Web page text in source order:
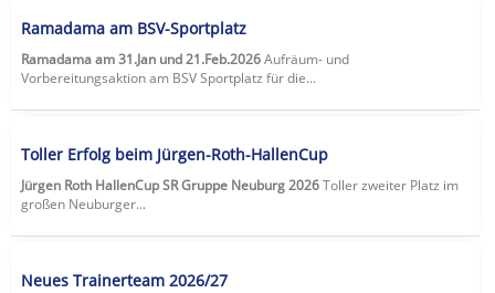
Ramadama am BSV-Sportplatz
Ramadama am 31.Jan und 21.Feb.2026Aufräum- und
Vorbereitungsaktion am BSV Sportplatz für die...
Toller Erfolg beim Jürgen-Roth-HallenCup
Jürgen Roth HallenCup SR Gruppe Neuburg 2026Toller zweiter Platz im
großen Neuburger...
Neues Trainerteam 2026/27